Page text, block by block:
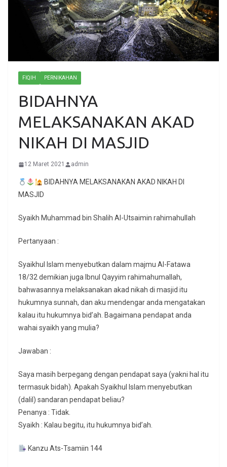
FIQIH PERNIKAHAN
BIDAHNYA
MELAKSANAKAN AKAD
NIKAH DI MASJID
12 Maret 2021 admin
BIDAHNYA MELAKSANAKAN AKAD NIKAH DI
MASJID
Syaikh Muhammad bin Shalih Al-Utsaimin rahimahullah
Pertanyaan :
Syaikhul Islam menyebutkan dalam majmu Al-Fatawa
18/32 demikian juga Ibnul Qayyim rahimahumallah,
bahwasannya melaksanakan akad nikah di masjid itu
hukumnya sunnah, dan aku mendengar anda mengatakan
kalau itu hukumnya bid’ah. Bagaimana pendapat anda
wahai syaikh yang mulia?
Jawaban :
Saya masih berpegang dengan pendapat saya (yakni hal itu
termasuk bidah). Apakah Syaikhul Islam menyebutkan
(dalil) sandaran pendapat beliau?
Penanya : Tidak.
Syaikh : Kalau begitu, itu hukumnya bid’ah.
Kanzu Ats-Tsamiin 144